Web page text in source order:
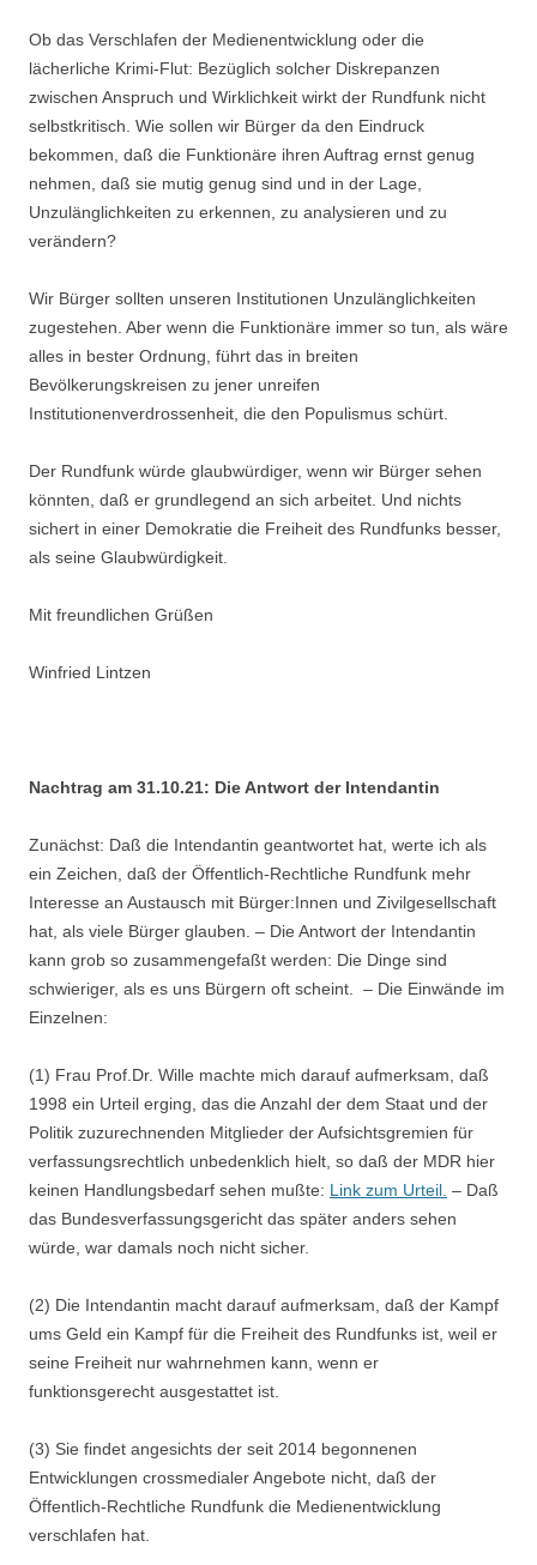
Ob das Verschlafen der Medienentwicklung oder die
lächerliche Krimi-Flut: Bezüglich solcher Diskrepanzen
zwischen Anspruch und Wirklichkeit wirkt der Rundfunk nicht
selbstkritisch. Wie sollen wir Bürger da den Eindruck
bekommen, daß die Funktionäre ihren Auftrag ernst genug
nehmen, daß sie mutig genug sind und in der Lage,
Unzulänglichkeiten zu erkennen, zu analysieren und zu
verändern?
Wir Bürger sollten unseren Institutionen Unzulänglichkeiten
zugestehen. Aber wenn die Funktionäre immer so tun, als wäre
alles in bester Ordnung, führt das in breiten
Bevölkerungskreisen zu jener unreifen
Institutionenverdrossenheit, die den Populismus schürt.
Der Rundfunk würde glaubwürdiger, wenn wir Bürger sehen
könnten, daß er grundlegend an sich arbeitet. Und nichts
sichert in einer Demokratie die Freiheit des Rundfunks besser,
als seine Glaubwürdigkeit.
Mit freundlichen Grüßen
Winfried Lintzen
Nachtrag am 31.10.21: Die Antwort der Intendantin
Zunächst: Daß die Intendantin geantwortet hat, werte ich als
ein Zeichen, daß der Öffentlich-Rechtliche Rundfunk mehr
Interesse an Austausch mit Bürger:Innen und Zivilgesellschaft
hat, als viele Bürger glauben. – Die Antwort der Intendantin
kann grob so zusammengefaßt werden: Die Dinge sind
schwieriger, als es uns Bürgern oft scheint. – Die Einwände im
Einzelnen:
(1) Frau Prof.Dr. Wille machte mich darauf aufmerksam, daß
1998 ein Urteil erging, das die Anzahl der dem Staat und der
Politik zuzurechnenden Mitglieder der Aufsichtsgremien für
verfassungsrechtlich unbedenklich hielt, so daß der MDR hier
keinen Handlungsbedarf sehen mußte: Link zum Urteil. – Daß
das Bundesverfassungsgericht das später anders sehen
würde, war damals noch nicht sicher.
(2) Die Intendantin macht darauf aufmerksam, daß der Kampf
ums Geld ein Kampf für die Freiheit des Rundfunks ist, weil er
seine Freiheit nur wahrnehmen kann, wenn er
funktionsgerecht ausgestattet ist.
(3) Sie findet angesichts der seit 2014 begonnenen
Entwicklungen crossmedialer Angebote nicht, daß der
Öffentlich-Rechtliche Rundfunk die Medienentwicklung
verschlafen hat.